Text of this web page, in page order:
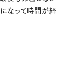
になって時間が経